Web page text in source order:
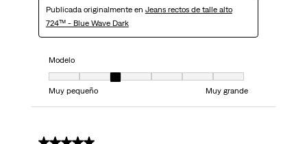
Publicada originalmente en Jeans rectos de talle alto
724™ - Blue Wave Dark
Modelo
Modelo, 3 de 7, donde 1 es igual a Muy pequeño y 7 es igual a Muy
Muy pequeño
Muy grande